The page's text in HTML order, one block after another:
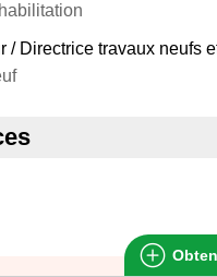
/ Directrice travaux neufs